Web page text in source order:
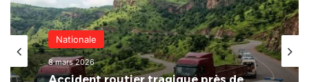
Nationale
8 mars 2026